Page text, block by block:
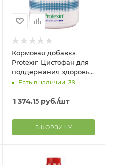
Кормовая добавка
Protexin Цистофан для
поддержания здоровья
мочевыводящих путей у
Есть в наличии: 39
1 374.15руб./шт
В КОРЗИНУ